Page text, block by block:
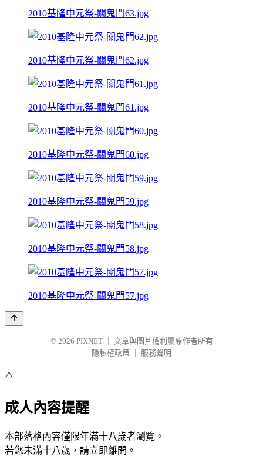
2010基隆中元祭-關鬼門63.jpg
2010基隆中元祭-關鬼門62.jpg
2010基隆中元祭-關鬼門61.jpg
2010基隆中元祭-關鬼門60.jpg
2010基隆中元祭-關鬼門59.jpg
2010基隆中元祭-關鬼門58.jpg
2010基隆中元祭-關鬼門57.jpg
© 2026 PIXNET
文章與圖片權利屬原作者所有
隱私權政策
服務聲明
⚠️
成人內容提醒
本部落格內容僅限年滿十八歲者瀏覽。
若您未滿十八歲，請立即離開。